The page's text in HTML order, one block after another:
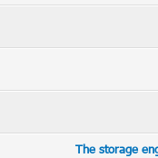
107 رأی - میانگین امتیازات: 2.87 از 5